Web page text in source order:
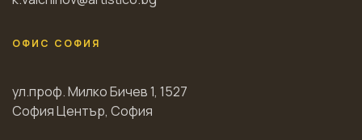
ОФИС СОФИЯ
ул.проф. Милко Бичев 1, 1527
София Център, София